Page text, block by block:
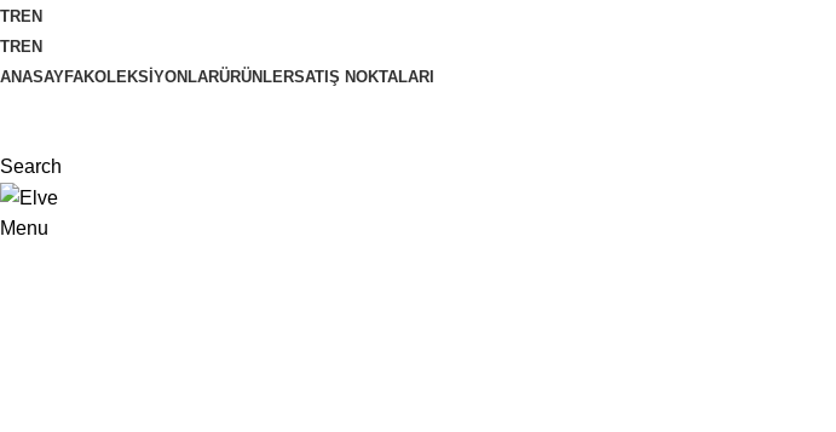
TREN
TREN
ANASAYFAKOLEKSIYONLARÜRÜNLERSATIŞ NOKTALARI
Search
Menu